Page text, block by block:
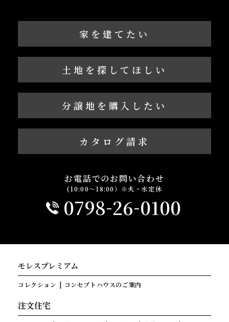
家を建てたい
土地を探してほしい
分譲地を購入したい
カタログ請求
お電話でのお問い合わせ
(10:00～18:00）※火・水定休
0798-26-0100
モレスプレミアム
コレクション コンセプトハウスのご案内
注文住宅